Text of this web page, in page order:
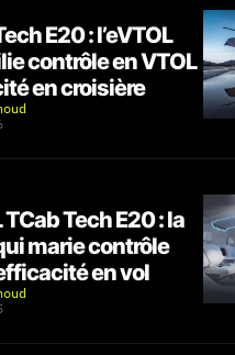
E20 : l’eVTOL
contrôle en VTOL
en croisière
TCab Tech E20 : la
marie contrôle
en vol